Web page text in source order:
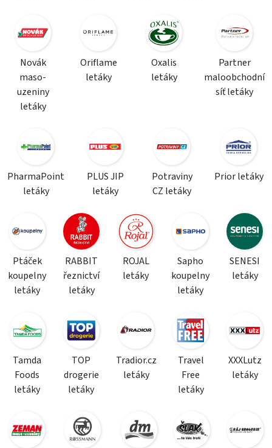
Novák
maso-
uzeniny
letáky
Oriflame
letáky
Oxalis
letáky
Partner
maloobchodní
síť letáky
PharmaPoint
letáky
PLUS JIP
letáky
Potraviny
CZ letáky
Prior letáky
Ptáček
koupelny
letáky
RABBIT
řeznictví
letáky
ROJAL
letáky
Sapho
koupelny
letáky
SENESI
letáky
Tamda
Foods
letáky
TOP
drogerie
letáky
Tradior.cz
letáky
Travel
Free
letáky
XXXLutz
letáky